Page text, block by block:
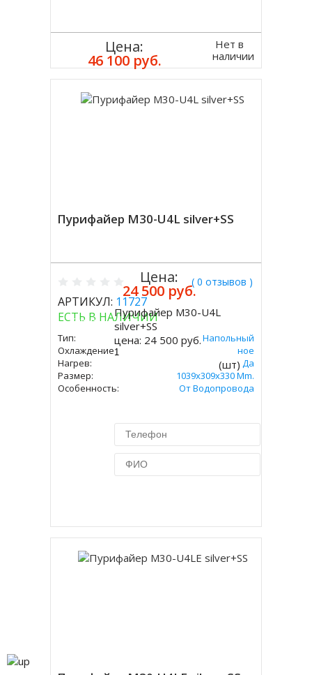
Цена:
46 100 руб.
Нет в
наличии
Пурифайер M30-U4L silver+SS
( 0 отзывов )
АРТИКУЛ: 11727
ЕСТЬ В НАЛИЧИИ
Тип:
Напольный
Охлаждение:
Электронное
Нагрев:
Да
Размер:
1039x309x330 Mm.
Особенность:
От Водопровода
Цена:
24 500 руб.
Купить
Пурифайер M30-U4L
silver+SS
цена: 24 500 руб.
(шт)